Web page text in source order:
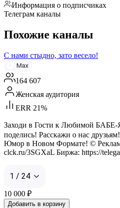
Информация о подписчиках
Телеграм каналы
Похожие каналы
С нами стыдно, зато весело!
Max
164 607
Женская аудитория
ERR 21%
Заходи в Гости к Любимой БАБЕ-
поделись! Расскажи о нас
Юмор в Новом Формате! ©
clck.ru/3SGXaL Биржа: https://
1 / 24
10 000 ₽
Добавить в корзину